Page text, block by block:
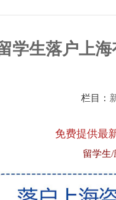
学生落户上
栏目：
免费提供最
留学生